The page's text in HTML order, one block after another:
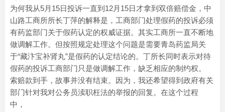
为何我从5月15日投诉一直到12月15日才拿到双倍赔偿金，中
山路工商所所长丁萍的解释是，工商部门处理假药的投诉必须
有药监部门关于假药认定的权威证据。其实工商所一直不断地
做调解工作。但按照规定处理这个问题是需要青岛药监局关
于“藏汴宝补肾丸”是假药的认定结论的。丁所长同时表示对待
假药的投诉工商部门只是做调解工作，缺乏相应的制约权。
索赔款到手，故事并没有结束。因为，我还希望得到政府有关
部门针对我对公务员渎职枉法的举报的回复。在这个过程
中，